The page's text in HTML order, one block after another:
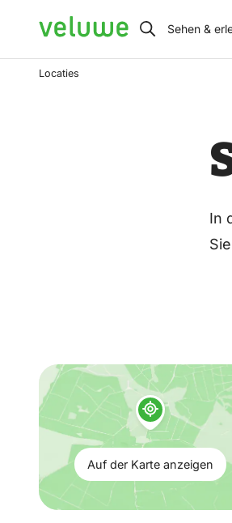
Veluwe Sehen &
Locaties
In
Auf
der
Karte
anzeigen:
Auf der Karte anzeigen